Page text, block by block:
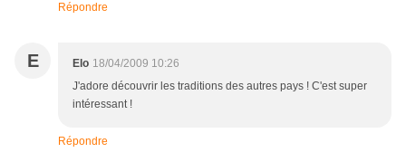
Répondre
E Elo 18/04/2009 10:26
J'adore découvrir les traditions des autres pays ! C'est super
intéressant !
Répondre